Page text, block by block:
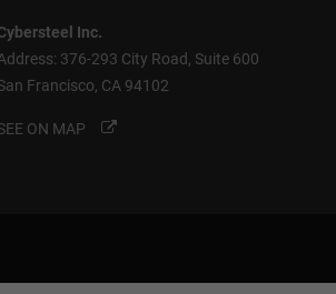
Inc.
376-293 City Road, Suite 600
Francisco, CA 94102
ON MAP